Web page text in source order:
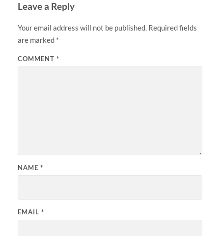
Leave a Reply
Your email address will not be published. Required fields
are marked *
COMMENT *
NAME *
EMAIL *